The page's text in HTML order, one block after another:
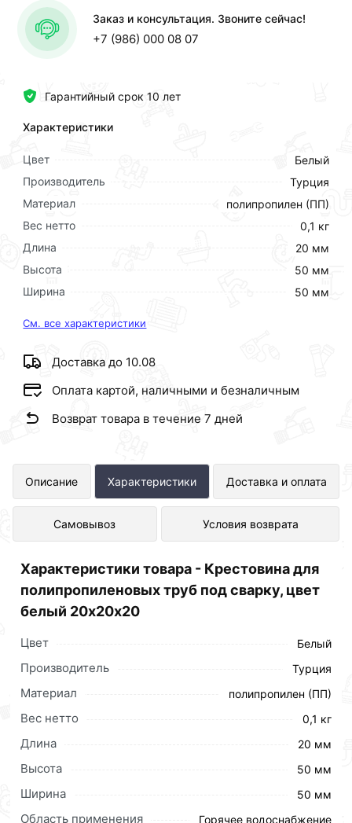
Гарантийный срок 10 лет
Характеристики
Цвет
Белый
Производитель
Турция
Материал
полипропилен (ПП)
Вес нетто
0,1 кг
Длина
20 мм
Высота
50 мм
Ширина
50 мм
См. все характеристики
Доставка до 10.08
Оплата картой, наличными и безналичным
Возврат товара в течение 7 дней
Заказ и консультация. Звоните сейчас!
+7 (986) 000 08 07
Описание Характеристики Доставка и оплата
Самовывоз Условия возврата
Крестовина для полипропиленовых
труб под сварку, цвет белый
20х20х20 представлен в интернет-
цене за шт 15 рублей.
Характеристики товара - Крестовина для
полипропиленовых труб под сварку, цвет
белый 20х20х20
Цвет Белый
Производитель Турция
Материал полипропилен (ПП)
Вес нетто 0,1 кг
Длина 20 мм
Высота 50 мм
Ширина 50 мм
Область применения Горячее водоснабжение